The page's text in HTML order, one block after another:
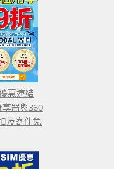
惠連結
器與360
及寄件免